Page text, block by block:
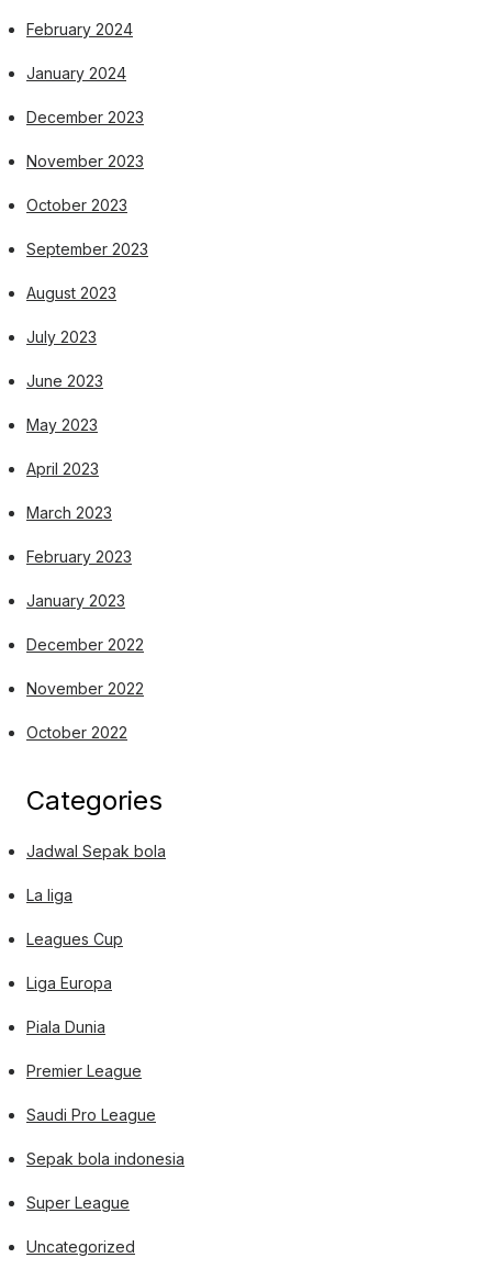
February 2024
January 2024
December 2023
November 2023
October 2023
September 2023
August 2023
July 2023
June 2023
May 2023
April 2023
March 2023
February 2023
January 2023
December 2022
November 2022
October 2022
Categories
Jadwal Sepak bola
La liga
Leagues Cup
Liga Europa
Piala Dunia
Premier League
Saudi Pro League
Sepak bola indonesia
Super League
Uncategorized